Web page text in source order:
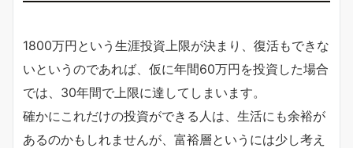
1800万円という生涯投資上限が決まり、復活もできな
いというのであれば、仮に年間60万円を投資した場合
では、30年間で上限に達してしまいます。
確かにこれだけの投資ができる人は、生活にも余裕が
あるのかもしれませんが、富裕層というには少し考え